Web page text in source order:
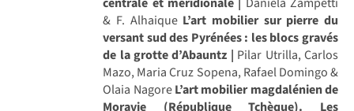
& F. Alhaique L’art mobilier sur pierre du
versant sud des Pyrénées : les blocs gravés
de la grotte d’Abauntz | Pilar Utrilla, Carlos
Mazo, Maria Cruz Sopena, Rafael Domingo &
Olaia NagoreL’art mobilier magdalénien de
Moravie (République Tchèque). Les